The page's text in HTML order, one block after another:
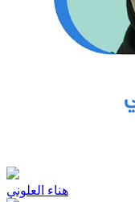
هناء العلوني